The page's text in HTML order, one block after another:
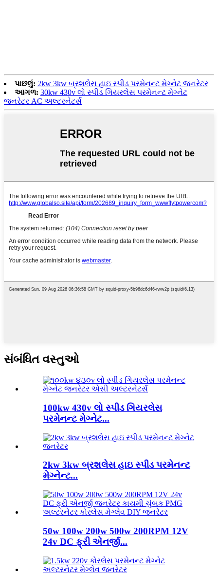
પાછલું: 2kw 3kw બ્રશલેસ હાઇ સ્પીડ પરમેનન્ટ મેગ્નેટ જનરેટર
આગળ: 30kw 430v લો સ્પીડ ગિયરલેસ પરમેનન્ટ મેગ્નેટ
જનરેટર AC અલ્ટરનેટર્સ
સંબંધિત વસ્તુઓ
100kw 430v લો સ્પીડ ગિયરલેસ
પરમેનન્ટ મેગ્નેટ...
2kw 3kw બ્રશલેસ હાઇ સ્પીડ પરમેનન્ટ
મેગ્નેન્ટ...
50w 100w 200w 500w 200RPM 12V
24v DC ફ્રી એનર્જી...